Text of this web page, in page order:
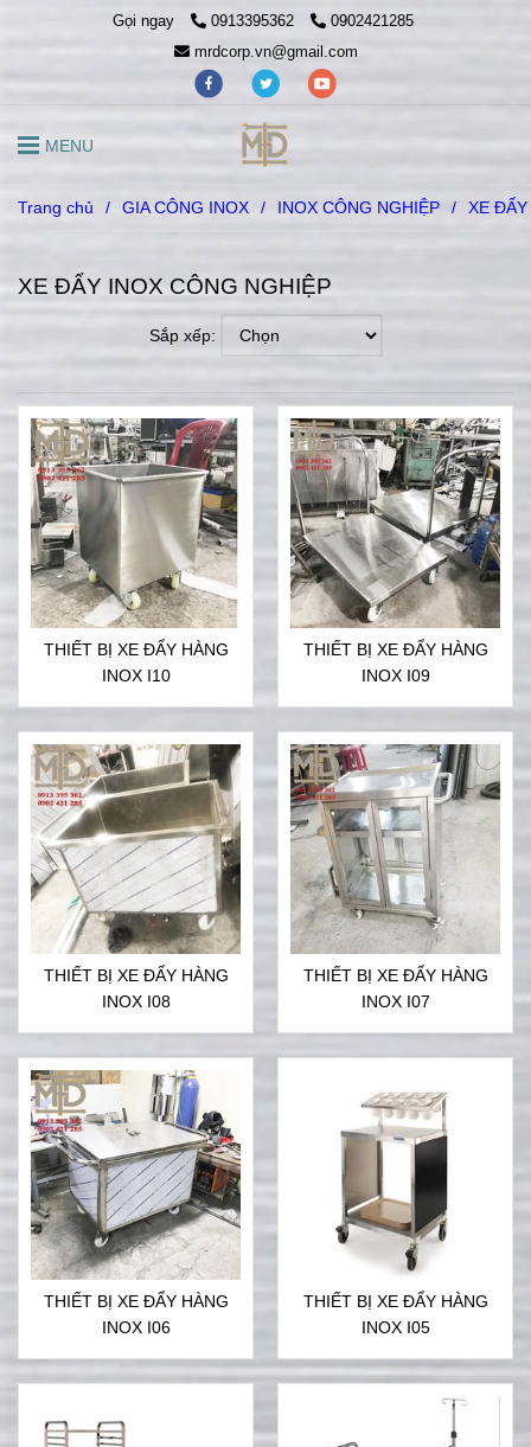
Gọi ngay 0913395362
0902421285
mrdcorp.vn@gmail.com
MENU
Trang chủ / GIA CÔNG INOX / INOX CÔNG NGHIỆP / XE ĐẨY
XE ĐẨY INOX CÔNG NGHIỆP
Sắp xếp:
THIẾT BỊ XE ĐẨY HÀNG
INOX I10
THIẾT BỊ XE ĐẨY HÀNG
INOX I09
THIẾT BỊ XE ĐẨY HÀNG
INOX I08
THIẾT BỊ XE ĐẨY HÀNG
INOX I07
THIẾT BỊ XE ĐẨY HÀNG
INOX I06
THIẾT BỊ XE ĐẨY HÀNG
INOX I05